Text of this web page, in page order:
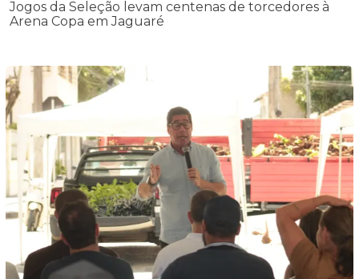
Jogos da Seleção levam centenas de torcedores à
Arena Copa em Jaguaré